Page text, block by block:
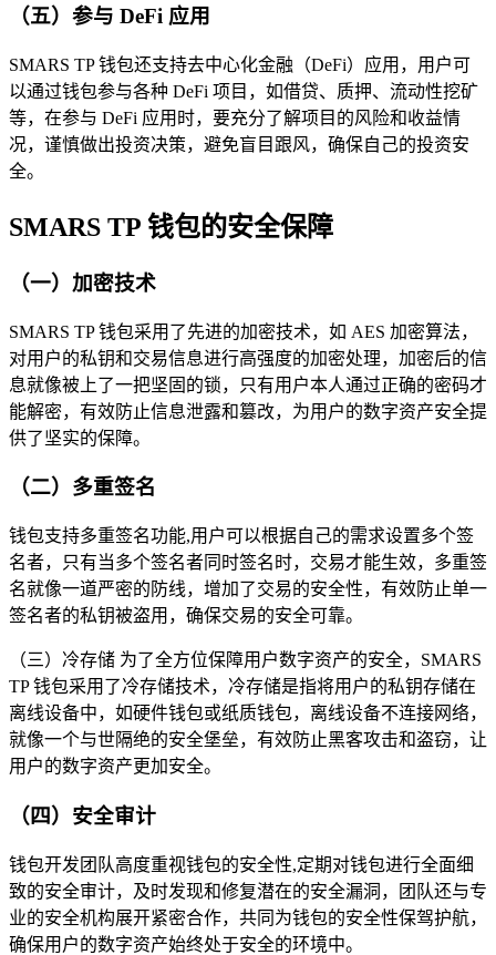
（五）参与 DeFi 应用
SMARS TP 钱包还支持去中心化金融（DeFi）应用，用户可
以通过钱包参与各种 DeFi 项目，如借贷、质押、流动性挖矿
等，在参与 DeFi 应用时，要充分了解项目的风险和收益情
况，谨慎做出投资决策，避免盲目跟风，确保自己的投资安
全。
SMARS TP 钱包的安全保障
（一）加密技术
SMARS TP 钱包采用了先进的加密技术，如 AES 加密算法，
对用户的私钥和交易信息进行高强度的加密处理，加密后的信
息就像被上了一把坚固的锁，只有用户本人通过正确的密码才
能解密，有效防止信息泄露和篡改，为用户的数字资产安全提
供了坚实的保障。
（二）多重签名
钱包支持多重签名功能,用户可以根据自己的需求设置多个签
名者，只有当多个签名者同时签名时，交易才能生效，多重签
名就像一道严密的防线，增加了交易的安全性，有效防止单一
签名者的私钥被盗用，确保交易的安全可靠。
（三）冷存储 为了全方位保障用户数字资产的安全，SMARS
TP 钱包采用了冷存储技术，冷存储是指将用户的私钥存储在
离线设备中，如硬件钱包或纸质钱包，离线设备不连接网络，
就像一个与世隔绝的安全堡垒，有效防止黑客攻击和盗窃，让
用户的数字资产更加安全。
（四）安全审计
钱包开发团队高度重视钱包的安全性,定期对钱包进行全面细
致的安全审计，及时发现和修复潜在的安全漏洞，团队还与专
业的安全机构展开紧密合作，共同为钱包的安全性保驾护航，
确保用户的数字资产始终处于安全的环境中。